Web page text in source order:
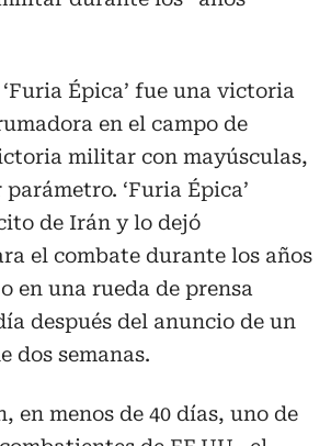
Épica’ fue una victoria
en el campo de
militar con mayúsculas,
‘Furia Épica’
de Irán y lo dejó
el combate durante los años
en una rueda de prensa
después del anuncio de un
dos semanas.
en menos de 40 días, uno de